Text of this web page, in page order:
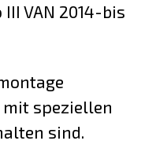
VAN 2014-bis
mit speziellen
sind.